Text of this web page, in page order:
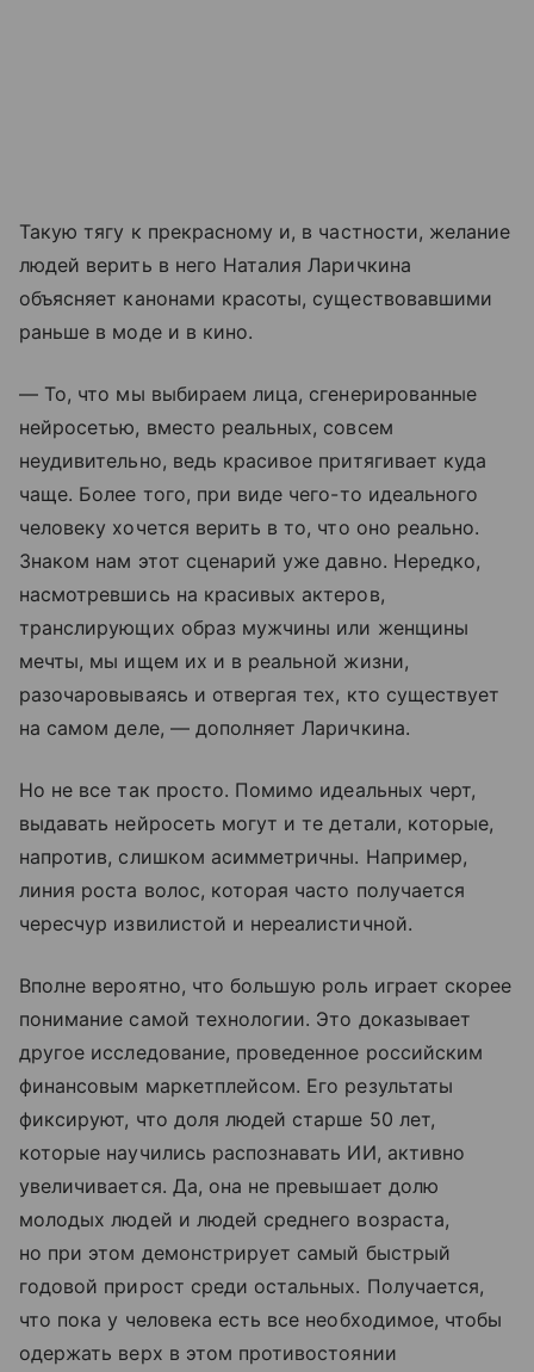
Такую тягу к прекрасному и, в частности, желание
людей верить в него Наталия Ларичкина
объясняет канонами красоты, существовавшими
раньше в моде и в кино.
— То, что мы выбираем лица, сгенерированные
нейросетью, вместо реальных, совсем
неудивительно, ведь красивое притягивает куда
чаще. Более того, при виде чего-то идеального
человеку хочется верить в то, что оно реально.
Знаком нам этот сценарий уже давно. Нередко,
насмотревшись на красивых актеров,
транслирующих образ мужчины или женщины
мечты, мы ищем их и в реальной жизни,
разочаровываясь и отвергая тех, кто существует
на самом деле, — дополняет Ларичкина.
Но не все так просто. Помимо идеальных черт,
выдавать нейросеть могут и те детали, которые,
напротив, слишком асимметричны. Например,
линия роста волос, которая часто получается
чересчур извилистой и нереалистичной.
Вполне вероятно, что большую роль играет скорее
понимание самой технологии. Это доказывает
другое исследование, проведенное российским
финансовым маркетплейсом. Его результаты
фиксируют, что доля людей старше 50 лет,
которые научились распознавать ИИ, активно
увеличивается. Да, она не превышает долю
молодых людей и людей среднего возраста,
но при этом демонстрирует самый быстрый
годовой прирост среди остальных. Получается,
что пока у человека есть все необходимое, чтобы
одержать верх в этом противостоянии